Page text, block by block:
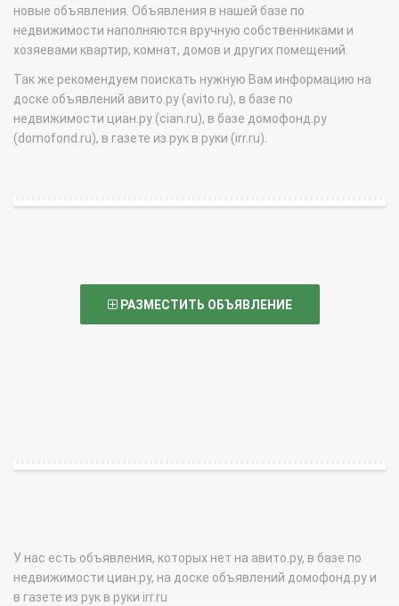
новые объявления. Объявления в нашей базе по
недвижимости наполняются вручную собственниками и
хозяевами квартир, комнат, домов и других помещений.
Так же рекомендуем поискать нужную Вам информацию на
доске объявлений авито.ру (avito.ru), в базе по
недвижимости циан.ру (cian.ru), в базе домофонд.ру
(domofond.ru), в газете из рук в руки (irr.ru).
РАЗМЕСТИТЬ ОБЪЯВЛЕНИЕ
У нас есть объявления, которых нет на авито.ру, в базе по
недвижимости циан.ру, на доске объявлений домофонд.ру и
в газете из рук в руки irr.ru